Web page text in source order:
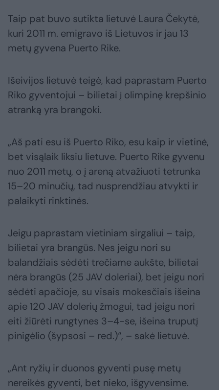
Taip pat buvo sutikta lietuvė Laura Čekytė,
kuri 2011 m. emigravo iš Lietuvos ir jau 13
metų gyvena Puerto Rike.
Išeivijos lietuvė teigė, kad paprastam Puerto
Riko gyventojui – bilietai į olimpinę krepšinio
atranką yra brangoki.
„Aš pati esu iš Puerto Riko, esu kaip ir vietinė,
bet visąlaik liksiu lietuve. Puerto Rike gyvenu
nuo 2011 metų, o į areną atvažiuoti tetrunka
15–20 minučių, tad nusprendžiau atvykti ir
palaikyti rinktinės.
Jeigu paprastam vietiniam sirgaliui – taip,
bilietai yra brangūs. Nes jeigu nori su
balandžiais sėdėti trečiame aukšte, bilietai
nėra brangūs (25 JAV doleriai), bet jeigu nori
sėdėti apačioje, su visais mokesčiais išeina
apie 120 JAV dolerių žmogui, tad jeigu nori
eiti žiūrėti rungtynes 3–4-se, išeina truputį
pinigėlio (šypsosi – red.)“, – sakė lietuvė.
„Ant ryžių ir duonos gyventi pusę metų
nereikės gyventi, bet nieko, išgyvensime.